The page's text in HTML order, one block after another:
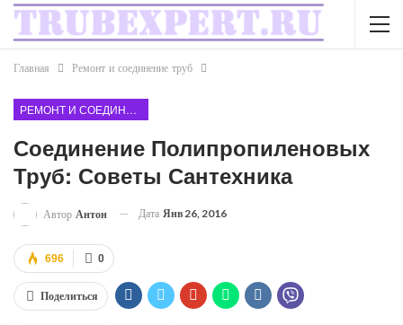
Главная Ремонт и соединение труб
РЕМОНТ И СОЕДИНЕНИЕ ТРУБ
Соединение Полипропиленовых
Труб: Советы Сантехника
Автор Антон Дата Янв 26, 2016
0
696
Поделиться